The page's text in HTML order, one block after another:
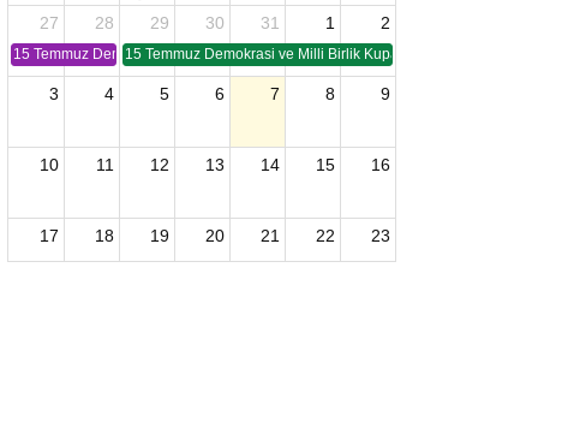
27
15 Temmuz Demokrasi ve Birlik Kupası (TSP -2)
28 29
15 Temmuz Demokrasi ve Milli Birlik Kupası 2. Ayak (TSP 2)
30 31 1 2
3 4 5 6 7 8 9
10 11 12 13 14 15 16
17 18 19 20 21 22 23